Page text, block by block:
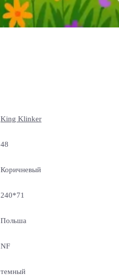
King Klinker
48
Коричневый
240*71
Польша
NF
темный